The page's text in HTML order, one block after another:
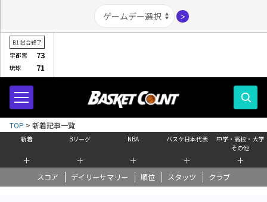
＞
B1 試合終了
宇都宮 73
琉球 71
新着
＋
Bリーグ
＋
NBA
＋
バスケ日本代表
＋
中学・高校・大学
その他
＋
スコア デイリーサマリー 順位 スタッツ クラブ
TOP > 新着記事一覧